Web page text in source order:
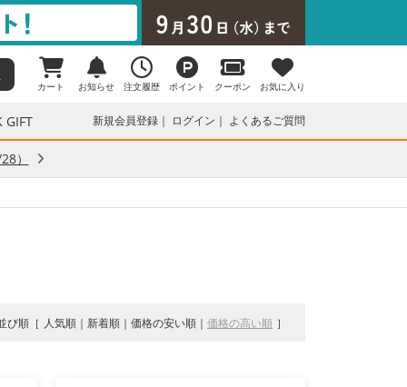
カート お知らせ 注文履歴 ポイント クーポン お気に入り
GIFT 新規会員登録 ログイン よくあるご質問
）
び順 人気順 新着順 価格の安い順 価格の高い順